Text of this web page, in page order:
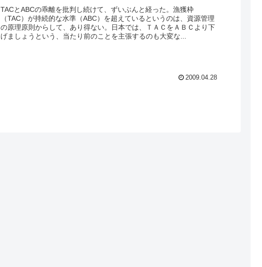
TACとABCの乖離を批判し続けて、ずいぶんと経った。漁獲枠
（TAC）が持続的な水準（ABC）を超えているというのは、資源管理
の原理原則からして、あり得ない。日本では、ＴＡＣをＡＢＣより下
げましょうという、当たり前のことを主張するのも大変な...
2009.04.28